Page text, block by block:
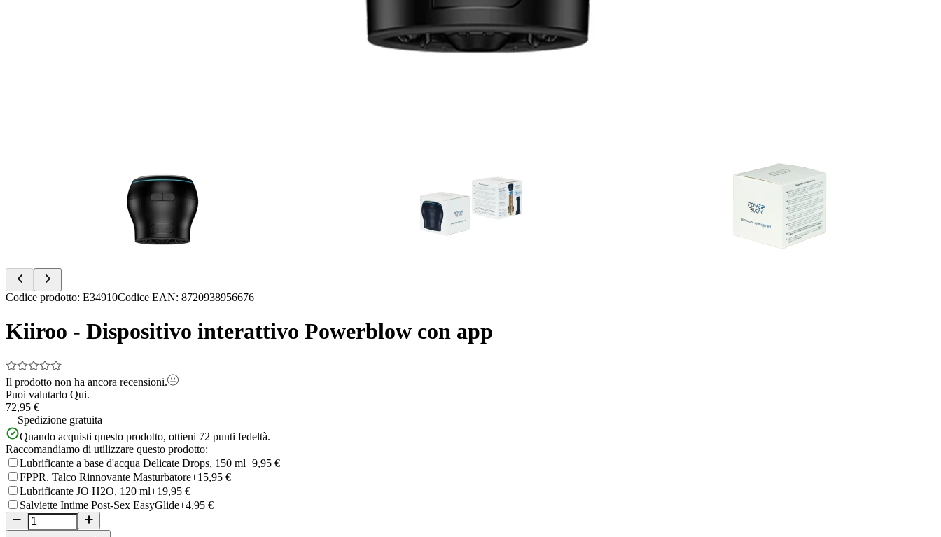
Item
of
10
Codice prodotto: E34910Codice EAN: 8720938956676
Kiiroo - Dispositivo interattivo Powerblow con app
Il prodotto non ha ancora recensioni.
Puoi valutarlo Qui.
72,95 €
Spedizione gratuita
Quando acquisti questo prodotto, ottieni 72 punti fedeltà.
Raccomandiamo di utilizzare questo prodotto:
Lubrificante a base d'acqua Delicate Drops, 150 ml+9,95 €
FPPR. Talco Rinnovante Masturbatore+15,95 €
Lubrificante JO H2O, 120 ml+19,95 €
Salviette Intime Post-Sex EasyGlide+4,95 €